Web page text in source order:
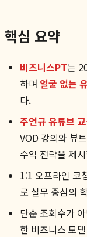
핵심 요약
비즈니스PT는
하며 얼굴 없는
다.
주언규 유튜브
VOD 강의와 뷰
수익 전략을 제
1:1 오프라인 코
로 실무 중심의
단순 조회수가
한 비즈니스 모